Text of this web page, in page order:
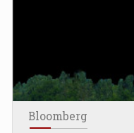
Bloomberg